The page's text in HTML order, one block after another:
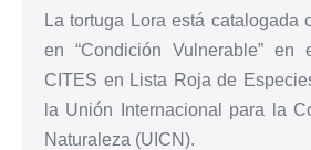
La tortuga Lora está catalogada
en “Condición Vulnerable”
CITES en Lista Roja de
la Unión Internacional para la
Naturaleza (UICN).